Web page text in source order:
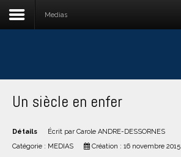
Medias
Un siècle en enfer
Détails Écrit par Carole ANDRE-DESSORNES
Catégorie : MEDIAS Création : 16 novembre 2015